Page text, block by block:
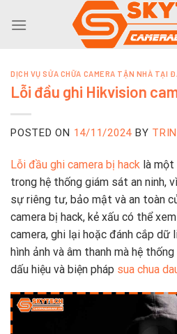
DỊCH VỤ SỬA CHỮA CAMERA TẬN NHÀ TẠI
Lỗi đầu ghi Hikvision
POSTED ON 14/11/2024 BY
Lỗi đầu ghi camera bị hack là một
trong hệ thống giám sát an ninh,
sự riêng tư, bảo mật và an toàn
camera bị hack, kẻ xấu có thể
camera, ghi lại hoặc đánh cắp dữ
hình ảnh và âm thanh mà hệ
dấu hiệu và biện pháp sua chua